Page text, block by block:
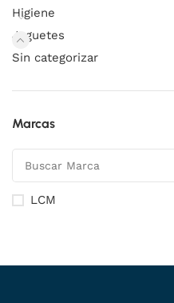
Higiene
Juguetes
Sin categorizar
Marcas
LCM